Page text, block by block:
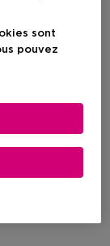
sont
pouvez